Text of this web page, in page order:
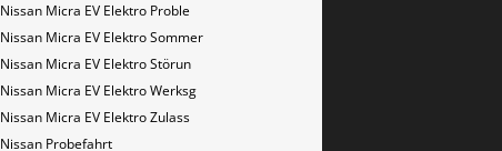
Nissan Micra EV Elektro Proble
Nissan Micra EV Elektro Sommer
Nissan Micra EV Elektro Störun
Nissan Micra EV Elektro Werksg
Nissan Micra EV Elektro Zulass
Nissan Probefahrt